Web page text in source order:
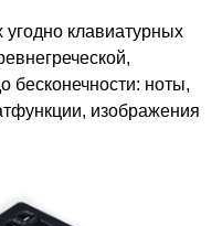
угодно клавиатурных
бесконечности: ноты,
изображения